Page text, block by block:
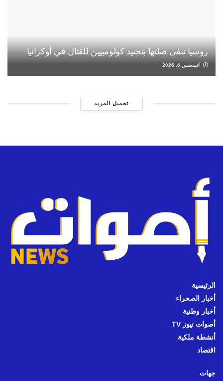
روسيا تنفي صلتها بتجنيد كولومبيين للقتال في أوكرانيا
أغسطس 6, 2026
تحميل المزيد
الرئيسية
أخبار الصحراء
أخبار وطنية
أصوات نيوز TV
أنشطة ملكية
اقتصاد
جهات